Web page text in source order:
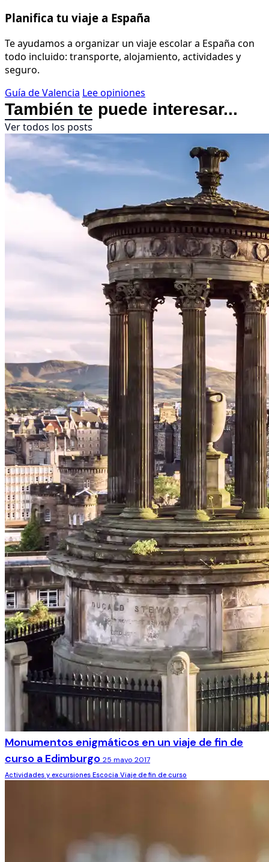
Planifica tu viaje a España
Te ayudamos a organizar un viaje escolar a España con
todo incluido: transporte, alojamiento, actividades y
seguro.
Guía de Valencia Lee opiniones
También te puede interesar...
Ver todos los posts
Monumentos enigmáticos en un viaje de fin de
curso a Edimburgo 25 mayo 2017
Actividades y excursiones Escocia Viaje de fin de curso